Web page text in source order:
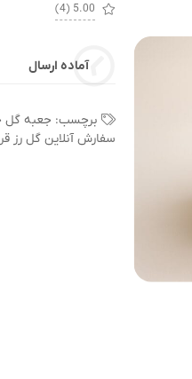
5.00
(4)
آماده ارسال
برچسب: جعبه
سفارش آنلاین گل رز